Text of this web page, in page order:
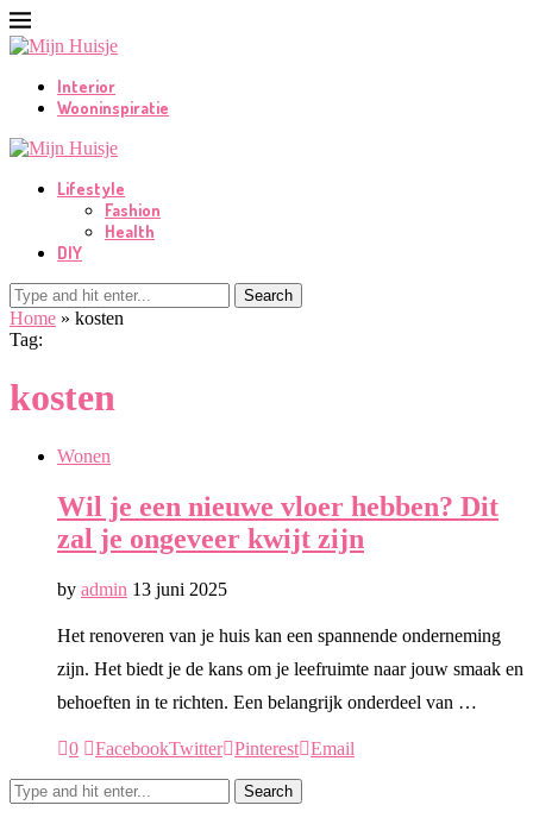
Interior
Wooninspiratie
Lifestyle
Fashion
Health
DIY
Search
Home » kosten
Tag:
kosten
Wonen
Wil je een nieuwe vloer hebben? Dit
zal je ongeveer kwijt zijn
by admin 13 juni 2025
Het renoveren van je huis kan een spannende onderneming
zijn. Het biedt je de kans om je leefruimte naar jouw smaak en
behoeften in te richten. Een belangrijk onderdeel van …
0 FacebookTwitter Pinterest Email